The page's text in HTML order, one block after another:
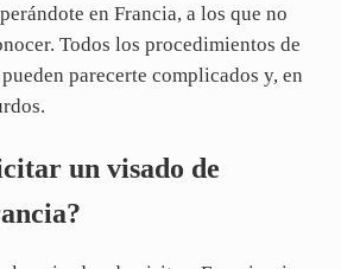
en Francia, a los que no
Todos los procedimientos de
parecerte complicados y, en
un visado de